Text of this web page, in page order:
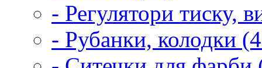
- Регулятори тиску,
- Рубанки, колодки